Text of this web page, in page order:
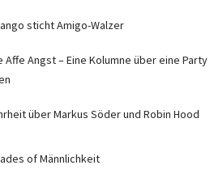
sticht Amigo-Walzer
Angst – Eine Kolumne über eine Party
über Markus Söder und Robin Hood
of Männlichkeit